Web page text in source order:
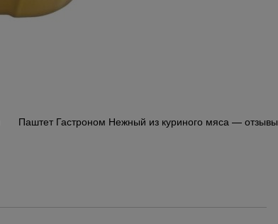
Паштет Гастроном Нежный из куриного мяса — отзывы